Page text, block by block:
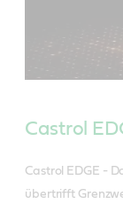
Castrol
Castrol EDGE -
übertrifft